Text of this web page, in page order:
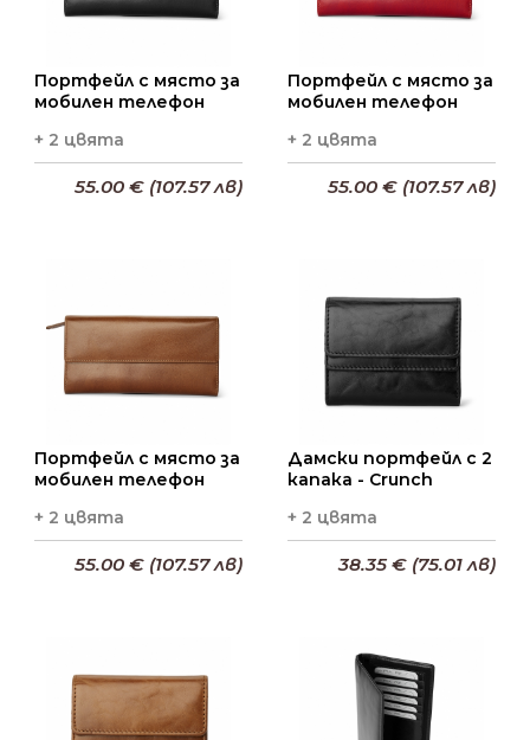
Кожени Ключодържатели PIA RIES
Кожени ръкавици
Кожени ръкавици с естествен косъм
Чехли с естествен косъм
Наушници от естествен косъм
Ленти за глава от естествен косъм
Портфейл с място за
мобилен телефон
+ 2 цвята
55.00 € (107.57 лв)
Портфейл с място за
мобилен телефон
+ 2 цвята
55.00 € (107.57 лв)
Портфейл с място за
мобилен телефон
+ 2 цвята
55.00 € (107.57 лв)
Дамски портфейл с 2
капака - Crunch
+ 2 цвята
38.35 € (75.01 лв)